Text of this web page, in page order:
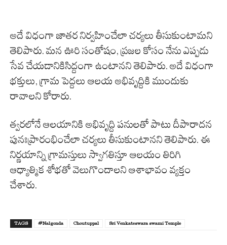
అదే విధంగా జాత‌ర నిర్వ‌హించేలా చ‌ర్య‌లు తీసుకుంటామ‌ని
తెలిపారు. మ‌న ఊరి సంతోషం, ప్ర‌జ‌ల కోసం నేను ఎప్ప‌డు
సేవ చేయ‌డానికిసిద్దంగా ఉంటాన‌ని తెలిపారు. అదే విధంగా
భ‌క్తులు, గ్రామ పెద్ద‌లు ఆల‌య అభివృద్దికి ముందుకు
రావాల‌ని కోరారు.
త్వ‌ర‌లోనే ఆల‌యానికి అభివృద్ది ప‌నుల‌తో పాటు దీపారాద‌న
పునఃప్రారంభించేలా చ‌ర్య‌లు తీసుకుంటాన‌ని తెలిపారు. ఈ
నిర్ణ‌యాన్ని గ్రామ‌స్తులు స్వాగ‌తిస్తూ ఆల‌యం తిరిగి
ఆధ్యాత్మిక శోభ‌తో వెలుగొందాల‌ని ఆశాభావం వ్య‌క్తం
చేశారు.
TAGS #Nalgonda Choutuppal Sri Venkateswara swami Temple